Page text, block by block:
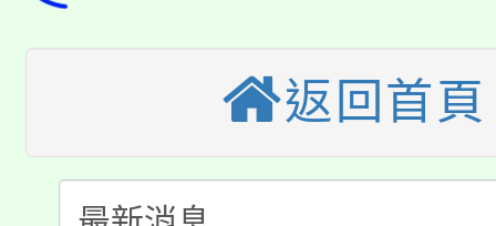
生本土語及新住民語歌
公告本校115學年度第
代理(課)教師甄選結果(
轉知中國文化大學推廣
返回首頁